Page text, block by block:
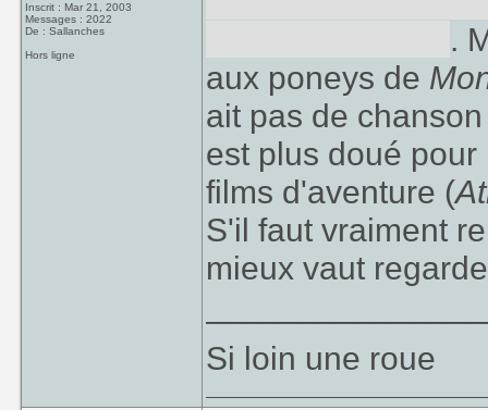
Inscrit : Mar 21, 2003
Messages : 2022
De : Sallanches
Hors ligne
.
aux poneys de
ait pas de
est plus doué
films d'aventure (
S'il faut vraiment
mieux vaut
Si loin une roue